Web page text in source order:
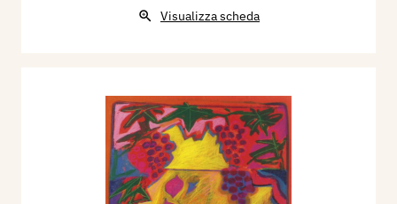
Visualizza scheda